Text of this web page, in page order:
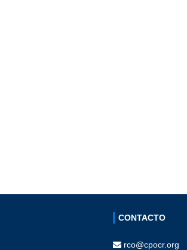
CONTACTO
rco@cpocr.org